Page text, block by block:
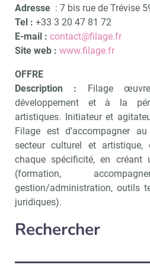
Adresse : 7 bis rue de Trévise
Tel : +33 3 20 47 81 72
E-mail : contact@filage.fr
Site web : www.filage.fr
OFFRE
Description : Filage
développement et à la
artistiques. Initiateur et
Filage est d’accompagner
secteur culturel et
chaque spécificité, en créant
(formation,
gestion/administration, outils
juridiques).
Rechercher